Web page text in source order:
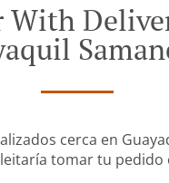
With
cerca en
tomar tu pedido